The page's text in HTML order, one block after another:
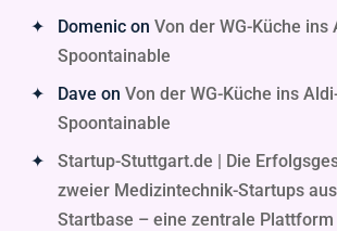
Domenicon Von der WG-Küche ins
Spoontainable
Dave on Von der WG-Küche ins
Spoontainable
Startup-Stuttgart.de | Die
zweier Medizintechnik-Startups
Startbase – eine zentrale